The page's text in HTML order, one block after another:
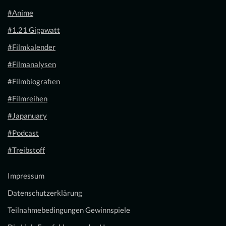
#Anime
#1.21 Gigawatt
#Filmkalender
#Filmanalysen
#Filmbiografien
#Filmreihen
#Japanuary
#Podcast
#Treibstoff
Impressum
Datenschutzerklärung
Teilnahmebedingungen Gewinnspiele